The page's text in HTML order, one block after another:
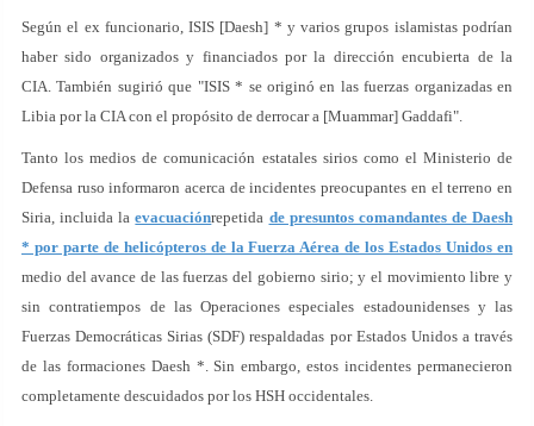
Según el ex funcionario, ISIS [Daesh] * y varios grupos islamistas podrían
haber sido organizados y financiados por la dirección encubierta de la
CIA. También sugirió que "ISIS * se originó en las fuerzas organizadas en
Libia por la CIA con el propósito de derrocar a [Muammar] Gaddafi".
Tanto los medios de comunicación estatales sirios como el Ministerio de
Defensa ruso informaron acerca de incidentes preocupantes en el terreno en
Siria, incluida laevacuaciónrepetida de presuntos comandantes de Daesh
* por parte de helicópteros de la Fuerza Aérea de los Estados Unidos en
medio del avance de las fuerzas del gobierno sirio; y el movimiento libre y
sin contratiempos de las Operaciones especiales estadounidenses y las
Fuerzas Democráticas Sirias (SDF) respaldadas por Estados Unidos a través
de las formaciones Daesh *. Sin embargo, estos incidentes permanecieron
completamente descuidados por los HSH occidentales.